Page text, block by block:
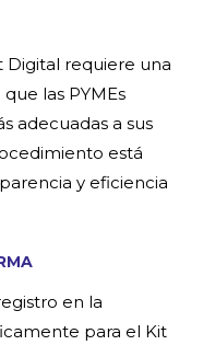
Digital requiere una
las PYMEs
adecuadas a sus
está
y eficiencia
en la
para el Kit